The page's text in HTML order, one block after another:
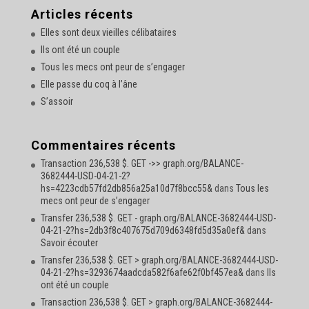
s
e
-
a
i
Articles récents
Elles sont deux vieilles célibataires
Ils ont été un couple
Tous les mecs ont peur de s’engager
Elle passe du coq à l’âne
S’assoir
Commentaires récents
Transaction 236,538 $. GET ->> graph.org/BALANCE-
3682444-USD-04-21-2?
hs=4223cdb57fd2db856a25a10d7f8bcc55& dans Tous les
mecs ont peur de s’engager
Transfer 236,538 $. GET - graph.org/BALANCE-3682444-USD-
04-21-2?hs=2db3f8c407675d709d6348fd5d35a0ef& dans
Savoir écouter
Transfer 236,538 $. GET > graph.org/BALANCE-3682444-USD-
04-21-2?hs=3293674aadcda582f6afe62f0bf457ea& dans
Ils
ont été un couple
Transaction 236,538 $. GET > graph.org/BALANCE-3682444-